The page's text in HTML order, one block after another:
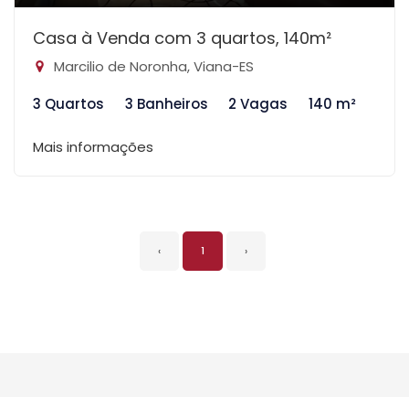
Casa à Venda com 3 quartos, 140m²
Marcilio de Noronha, Viana-ES
3 Quartos
3 Banheiros 2 Vagas 140 m²
Mais informações
‹ 1 ›